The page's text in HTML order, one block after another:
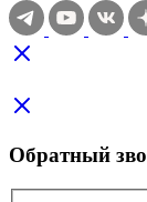
Обратный